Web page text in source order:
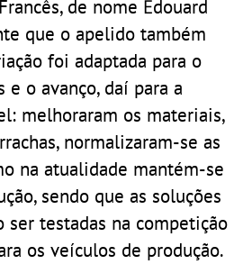
de nome Édouard
que o apelido também
foi adaptada para o
o avanço, daí para a
melhoraram os materiais,
normalizaram-se as
na atualidade mantém-se
sendo que as soluções
testadas na competição
os veículos de produção.